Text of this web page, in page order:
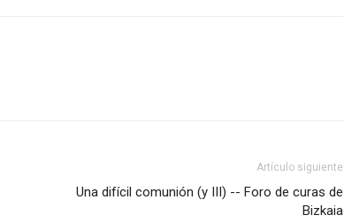
Artículo siguiente
Una difícil comunión (y III) -- Foro de curas de
Bizkaia